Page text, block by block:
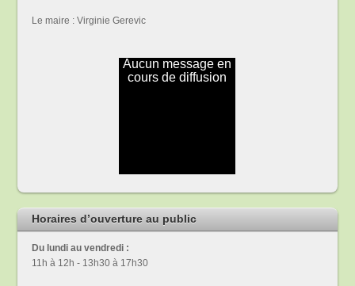
Le maire : Virginie Gerevic
Horaires d’ouverture au public
Du lundi au vendredi :
11h à 12h - 13h30 à 17h30